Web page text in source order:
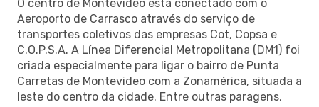
O centro de Montevideo está conectado com o
Aeroporto de Carrasco através do serviço de
transportes coletivos das empresas Cot, Copsa e
C.O.P.S.A. A Línea Diferencial Metropolitana (DM1) foi
criada especialmente para ligar o bairro de Punta
Carretas de Montevideo com a Zonamérica, situada a
leste do centro da cidade. Entre outras paragens,